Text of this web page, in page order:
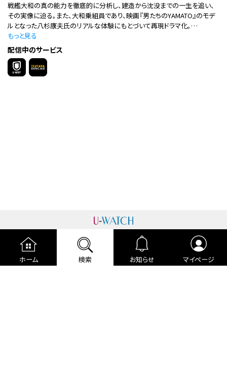
ホーム 検索 お知らせ マイページ
戦艦大和の真の能力を徹底的に分析し、建造から沈没までの一生を追い、
その実像に迫る。また、大和乗組員であり、映画『男たちのYAMATO』のモデ
ルとなった八杉康夫氏のリアルな体験にもとづいて再現ドラマ化。…
もっと見る
配信中のサービス
運営者情報 プライバシーポリシー
cookieポリシー
利用規約
ご利用ガイド 編集部より
広告掲載について